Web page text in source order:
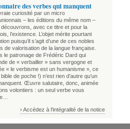
des verbes qui manquent
curiosité par un micro
– les éditions du même nom –
avec ce titre et pour la
l’existence. L’objet mérite pourtant
puisqu’il s’agit d’une de ces nobles
de valorisation de la langue française.
le patronage de Frédéric Dard qui
de « verbailler » sans vergogne et
« le verbisme est un humanisme », ce
de poche !) n’est rien d’autre qu’un
Œuvre salutaire, donc, animée
volontiers : un seul verbe vous
› Accédez à l'intégralité de la notice